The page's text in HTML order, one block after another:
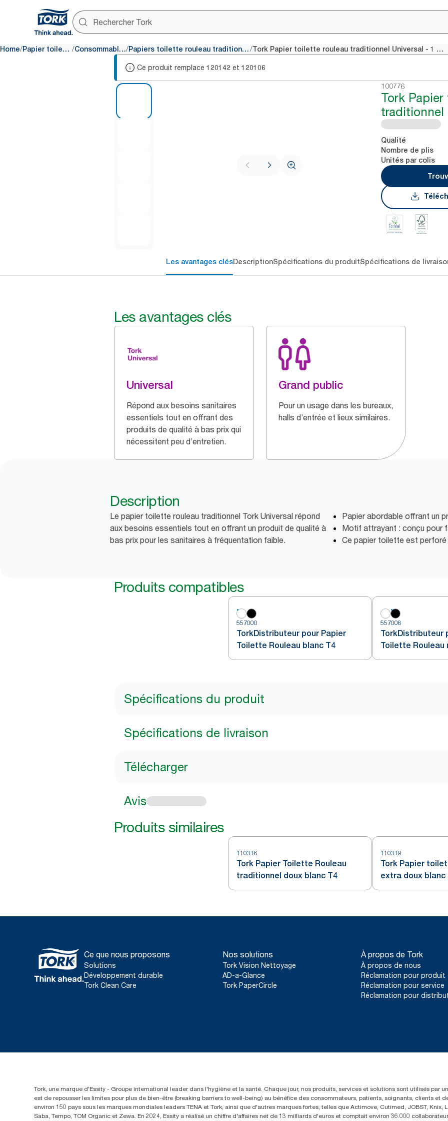
Home/ Papier toilette / Consommables/ Papiers toilette rouleau traditionnel/ Tork Papier toilette rouleau traditionnel Universal - 1 pli
Ce produit remplace 120142 et 120106
100776
Tork
traditionnel
Qualité
Nombre de plis
Unités par colis
Les avantages clésDescriptionSpécifications du produitSpécifications de
Les avantages clés
Universal
Répond aux besoins sanitaires
essentiels tout en offrant des
produits de qualité à bas prix qui
nécessitent peu d’entretien.
Grand public
Pour un usage dans les bureaux,
halls d’entrée et lieux similaires.
Description
Le papier toilette rouleau traditionnel Tork Universal répond
aux besoins essentiels tout en offrant un produit de qualité à
bas prix pour les sanitaires à fréquentation faible.
Papier abordable offrant un
Motif attrayant : conçu pour
Ce papier toilette est
Produits compatibles
557000
TorkDistributeur pour Papier
Toilette Rouleau blanc T4
557008
TorkDistributeur
Toilette Rouleau
Spécifications du produit
Spécifications de livraison
Télécharger
Avis
Produits similaires
110316
Tork Papier Toilette Rouleau
traditionnel doux blanc T4
110319
Tork Papier
extra doux blanc
Ce que nous proposons
Solutions
Développement durable
Tork Clean Care
Nos solutions
Tork Vision Nettoyage
AD-a-Glance
Tork PaperCircle
À propos de Tork
À propos de nous
Réclamation pour produit
Réclamation pour service
Réclamation pour
Tork, une marque d'Essity - Groupe international leader dans l'hygiène et la santé. Chaque jour, nos produits, services et solutions sont utilisés par
est de repousser les limites pour plus de bien-être (breaking barriers to well-being) au bénéfice des consommateurs, patients, soignants, clients et
environ 150 pays sous les marques mondiales leaders TENA et Tork, ainsi que d'autres marques fortes, telles que Actimove, Cutimed, JOBST, Knix,
Saba, Tempo, TOM Organic et Zewa. En 2024, Essity a réalisé un chiffre d'affaires net de 13 milliards d'euros et comptait environ 36.000